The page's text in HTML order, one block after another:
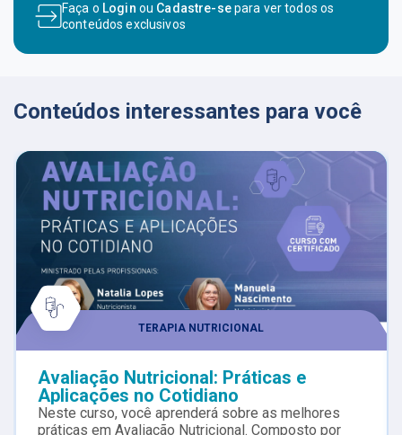
Faça o Login ou Cadastre-separa ver todos os
conteúdos exclusivos
Conteúdos interessantes para você
TERAPIA NUTRICIONAL
Avaliação Nutricional: Práticas e
Aplicações no Cotidiano
Neste curso, você aprenderá sobre as melhores
práticas em Avaliação Nutricional. Composto por